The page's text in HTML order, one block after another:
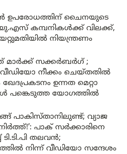
ഉപരോധത്തിന് ചൈനയുടെ
6 യു.എസ് കമ്പനികൾക്ക് വിലക്ക്,
നിയന്ത്രണം
മാർക്ക് സക്കർബർഗ് ;
നീക്കം ചെയ്തതിൽ
ഉന്നത മെറ്റാ
പങ്കെടുത്ത യോഗത്തിൽ
പാകിസ്താനിലുണ്ട്; വ്യാജ
പാക് സർക്കാരിനെ
ടി.ടി.പി തലവൻ;
നിന്ന് വീഡിയോ സന്ദേശം